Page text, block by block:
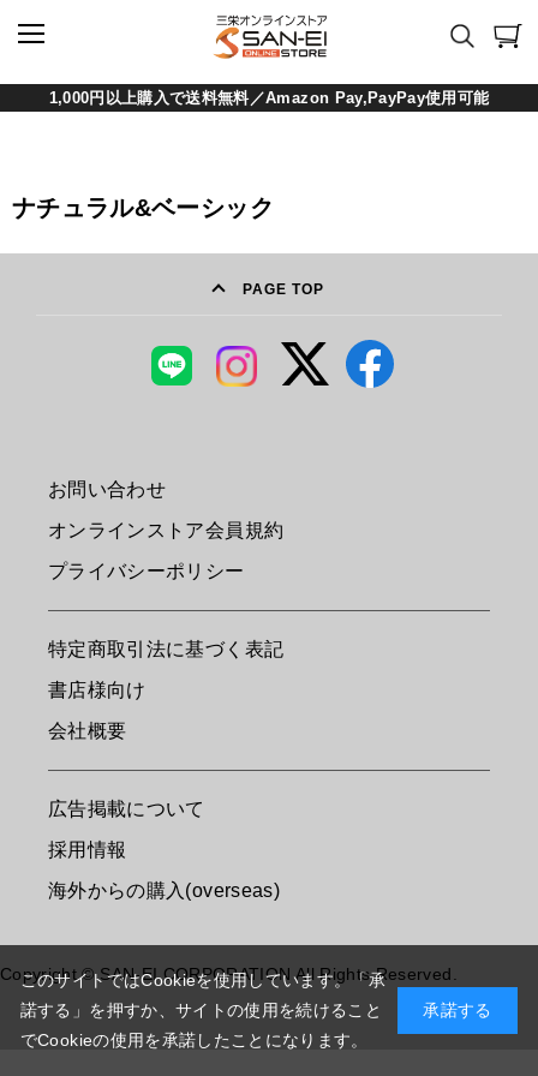
1,000円以上購入で送料無料／Amazon Pay,PayPay使用可能
ナチュラル&ベーシック
PAGE TOP
お問い合わせ
オンラインストア会員規約
プライバシーポリシー
特定商取引法に基づく表記
書店様向け
会社概要
広告掲載について
採用情報
海外からの購入(overseas)
Copyright © SAN-EI CORPORATION All Rights Reserved.
このサイトではCookieを使用しています。「承
諾する」を押すか、サイトの使用を続けること
でCookieの使用を承諾したことになります。
承諾する